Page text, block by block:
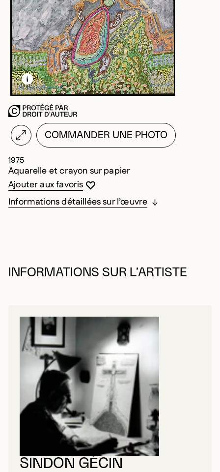
EN SAVOIR PLUS SUR CETTE IMAGE
OUVRIR LA MODALE
COMMANDER UNE PHOTO
1975
Aquarelle et crayon sur papier
Vous devez être connecté pour ajouter
Fermer la modale
Ouvrir la modale
Ajouter aux favoris
Informations détaillées sur l’œuvre
INFORMATIONS SUR L’ARTISTE
SINDON GÉCIN